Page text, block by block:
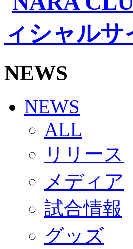
チアダンススクール
ボランティアチーム「
ビクトリーロード
HOMEGAME
観戦ルール＆マナー
Jリーグ運営管理規定
写真・動画使用ガイドラ
SCHEDULE
2026/27
練習見学時のファンサー
TICKET
奈良クラブ明治安田J3
奈良クラブ明治安田Ｊ
観戦ルール＆マナー
2026/27ファンコミュニテ
サポートショップ
GOODS
オフィシャルストア（実
オンラインストア
ACADEMY
アカデミーについて
NEWS
NEWS
ALL
リリース
メディア
試合情報
グッズ